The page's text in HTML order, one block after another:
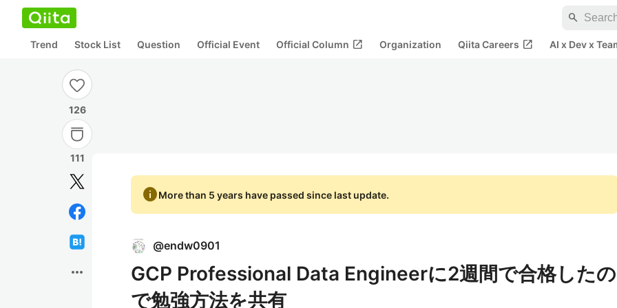
search
Trend Stock List Question Official Event Official Column open_in_new Organization Qiita Careers open_in_new AI x Dev x
126
111
more_horiz
infoMore than 5 years have passed since last update.
@endw0901
GCP Professional Data Engineerに2週間で合格したの
で勉強方法を共有